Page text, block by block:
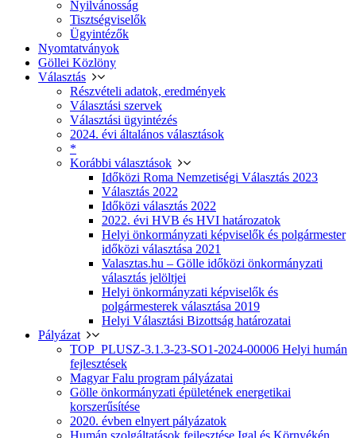
Nyilvánosság
Tisztségviselők
Ügyintézők
Nyomtatványok
Göllei Közlöny
Választás
Részvételi adatok, eredmények
Választási szervek
Választási ügyintézés
2024. évi általános választások
*
Korábbi választások
Időközi Roma Nemzetiségi Választás 2023
Választás 2022
Időközi választás 2022
2022. évi HVB és HVI határozatok
Helyi önkormányzati képviselők és polgármester
időközi választása 2021
Valasztas.hu – Gölle időközi önkormányzati
választás jelöltjei
Helyi önkormányzati képviselők és
polgármesterek választása 2019
Helyi Választási Bizottság határozatai
Pályázat
TOP_PLUSZ-3.1.3-23-SO1-2024-00006 Helyi humán
fejlesztések
Magyar Falu program pályázatai
Gölle önkormányzati épületének energetikai
korszerűsítése
2020. évben elnyert pályázatok
Humán szolgáltatások fejlesztése Igal és Környékén